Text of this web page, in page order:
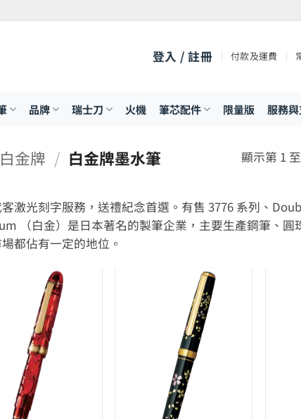
登入 / 註冊 付款及運費
品牌 瑞士刀 火機 筆芯配件 限量版 服務
金牌 / 白金牌墨水筆 顯示第 1
激光刻字服務，送禮紀念首選。有售 3776 系列、
（白金）是日本著名的製筆企業，主要生產鋼筆、
都佔有一定的地位。